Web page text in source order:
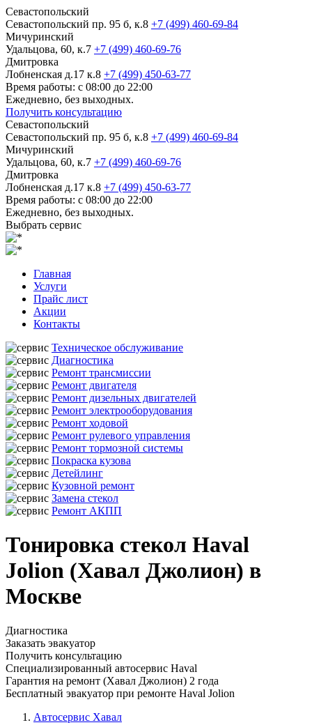
Севастопольский
Севастопольский пр. 95 б, к.8 +7 (499) 460-69-84
Мичуринский
Удальцова, 60, к.7 +7 (499) 460-69-76
Дмитровка
Лобненская д.17 к.8 +7 (499) 450-63-77
Время работы: с 08:00 до 22:00
Ежедневно, без выходных.
Получить консультацию
Севастопольский
Севастопольский пр. 95 б, к.8 +7 (499) 460-69-84
Мичуринский
Удальцова, 60, к.7 +7 (499) 460-69-76
Дмитровка
Лобненская д.17 к.8 +7 (499) 450-63-77
Время работы: с 08:00 до 22:00
Ежедневно, без выходных.
Выбрать сервис
Главная
Услуги
Прайс лист
Акции
Контакты
Техническое обслуживание
Диагностика
Ремонт трансмиссии
Ремонт двигателя
Ремонт дизельных двигателей
Ремонт электрооборудования
Ремонт ходовой
Ремонт рулевого управления
Ремонт тормозной системы
Покраска кузова
Детейлинг
Кузовной ремонт
Замена стекол
Ремонт АКПП
Тонировка стекол Haval
Jolion (Хавал Джолион) в
Москве
Диагностика
Заказать эвакуатор
Получить консультацию
Специализированный автосервис Haval
Гарантия на ремонт (Хавал Джолион) 2 года
Бесплатный эвакуатор при ремонте Haval Jolion
Автосервис Хавал